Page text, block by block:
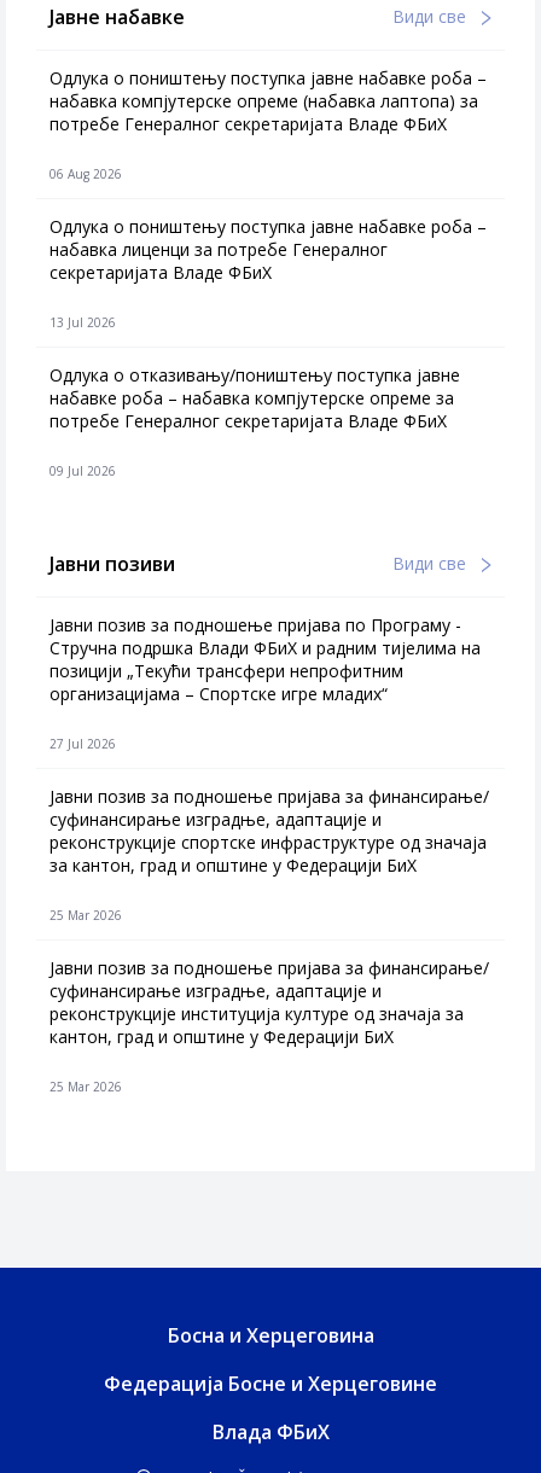
Јавне набавке Види све
Одлука о поништењу поступка јавне набавке роба –
набавка компјутерске опреме (набавка лаптопа) за
потребе Генералног секретаријата Владе ФБиХ
06 Aug 2026
Одлука о поништењу поступка јавне набавке роба –
набавка лиценци за потребе Генералног
секретаријата Владе ФБиХ
13 Jul 2026
Одлука о отказивању/поништењу поступка јавне
набавке роба – набавка компјутерске опреме за
потребе Генералног секретаријата Владе ФБиХ
09 Jul 2026
Јавни позиви Види све
Јавни позив за подношење пријава по Програму -
Стручна подршка Влади ФБиХ и радним тијелима на
позицији „Текући трансфери непрофитним
организацијама – Спортске игре младих“
27 Jul 2026
Jавни позив за подношење пријава за финансирање/
суфинансирање изградње, адаптације и
реконструкције спортске инфраструктуре од значаја
за кантон, град и општине у Федерацији БиХ
25 Mar 2026
Јавни позив за подношење пријава за финансирање/
суфинансирање изградње, адаптације и
реконструкције институција културе од значаја за
кантон, град и општине у Федерацији БиХ
25 Mar 2026
Босна и Херцеговина
Федерација Босне и Херцеговине
Влада ФБиХ